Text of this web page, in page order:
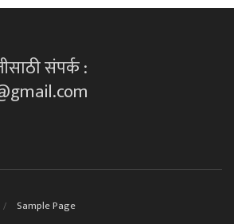
संपर्क :
Sample Page